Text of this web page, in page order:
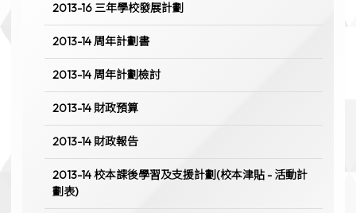
2013-16 三年學校發展計劃
2013-14 周年計劃書
2013-14 周年計劃檢討
2013-14 財政預算
2013-14 財政報告
2013-14 校本課後學習及支援計劃(校本津貼 - 活動計
劃表)